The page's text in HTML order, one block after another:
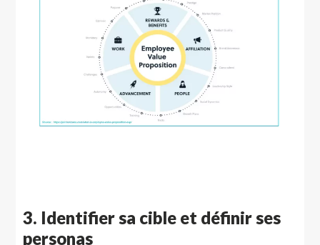
3. Identifier sa cible et définir ses
personas